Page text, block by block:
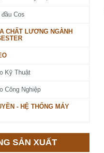
Cos
CHẤT LƯƠNG NGÀNH
Kỹ Thuật
Công Nghiệp
- HỆ THỐNG MÁY
SẢN XUẤT